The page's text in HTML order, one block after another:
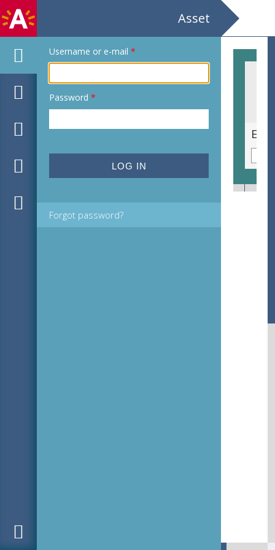
Asset
Username or e-mail *
Password *
Forgot password?
Ex libris voor Armand Mougeol door Armand Mougeol